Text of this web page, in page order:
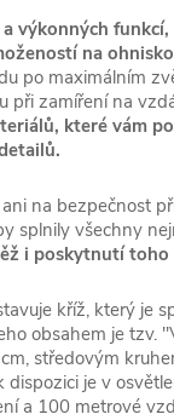
výkonných
na
po maximálním
při zamíření na
které vám
na bezpečnost
splnily všechny
i poskytnutí
kříž, který je
obsahem je tzv.
středovým
dispozici je v
a 100 metrové